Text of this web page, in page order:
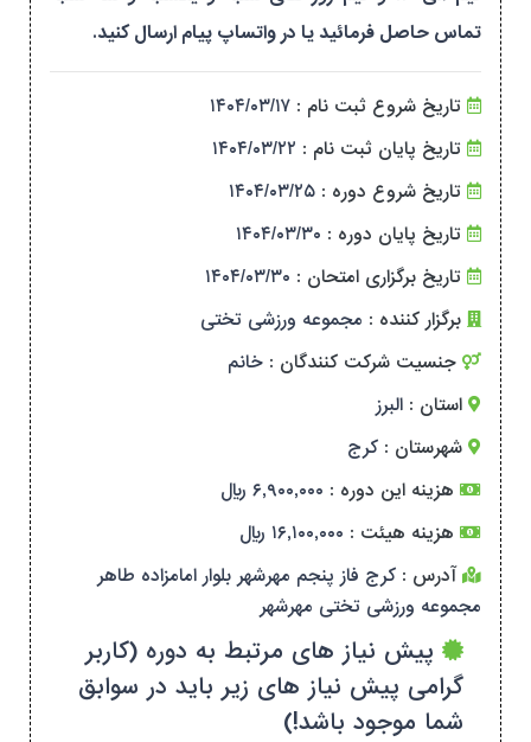
تماس حاصل فرمائید یا در واتساپ پیام ارسال کنید.
تاریخ شروع ثبت نام : ۱۴۰۴/۰۳/۱۷
تاریخ پایان ثبت نام : ۱۴۰۴/۰۳/۲۲
تاریخ شروع دوره : ۱۴۰۴/۰۳/۲۵
تاریخ پایان دوره : ۱۴۰۴/۰۳/۳۰
تاریخ برگزاری امتحان : ۱۴۰۴/۰۳/۳۰
برگزار کننده : مجموعه ورزشی تختی
جنسیت شرکت کنندگان : خانم
استان : البرز
شهرستان : کرج
هزینه این دوره : ۶,۹۰۰,۰۰۰ ریال
هزینه هیئت : ۱۶,۱۰۰,۰۰۰ ریال
آدرس : کرج فاز پنجم مهرشهر بلوار امامزاده طاهر
مجموعه ورزشی تختی مهرشهر
پیش نیاز های مرتبط به دوره (کاربر
گرامی پیش نیاز های زیر باید در سوابق
شما موجود باشد!)